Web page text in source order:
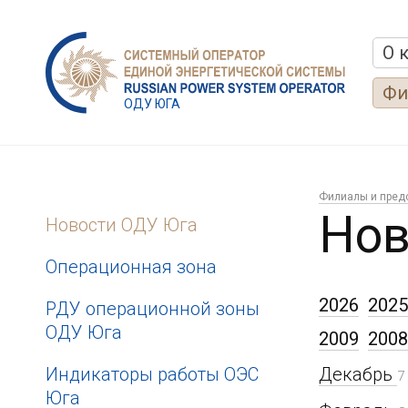
ОДУ ЮГА
О
Новости ОДУ Юга
Операционная зона
РДУ операционной зоны
ОДУ Юга
Индикаторы работы ОЭС
Юга
Филиалы и
2026 2025
Декабрь 7
2009 2008